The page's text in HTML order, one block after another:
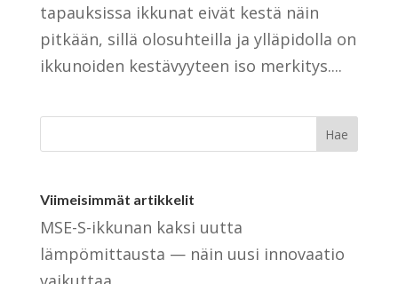
tapauksissa ikkunat eivät kestä näin
pitkään, sillä olosuhteilla ja ylläpidolla on
ikkunoiden kestävyyteen iso merkitys....
Viimeisimmät artikkelit
MSE-S-ikkunan kaksi uutta
lämpömittausta — näin uusi innovaatio